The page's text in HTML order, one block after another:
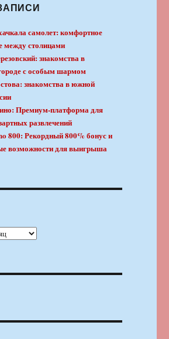
самолет: комфортное
между столицами
знакомства в
с особым шармом
знакомства в южной
Премиум-платформа для
развлечений
800: Рекордный 800% бонус и
возможности для выигрыша